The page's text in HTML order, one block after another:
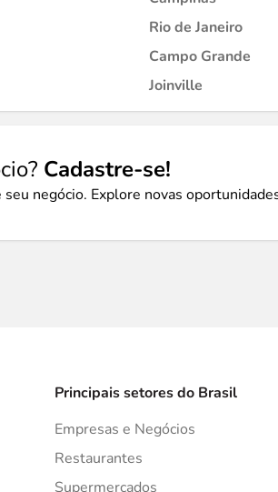
Rio de Janeiro
Campo Grande
Joinville
Cadastre-se!
negócio. Explore novas
Principais setores do Brasil
Empresas e Negócios
Restaurantes
Supermercados